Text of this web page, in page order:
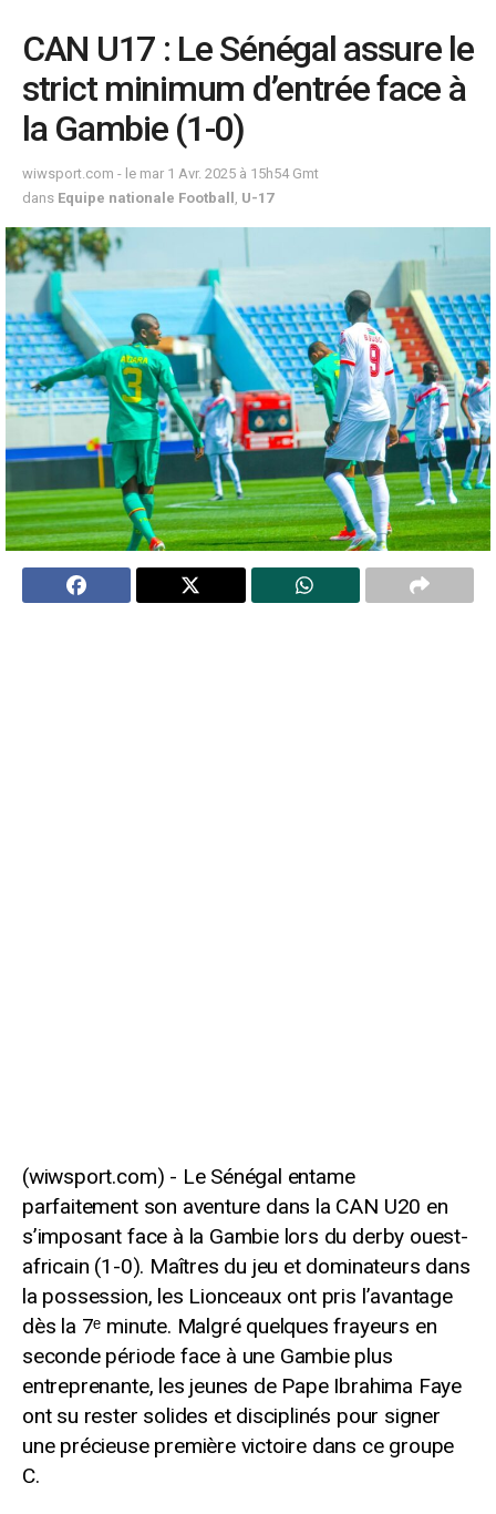
CAN U17 : Le Sénégal assure le
strict minimum d’entrée face à
la Gambie (1-0)
wiwsport.com - le mar 1 Avr. 2025 à 15h54 Gmt
dans Equipe nationale Football , U-17
Le Sénégal entame
parfaitement son aventure dans la CAN U20 en
s’imposant face à la Gambie lors du derby ouest-
africain (1-0). Maîtres du jeu et dominateurs dans
la possession, les Lionceaux ont pris l’avantage
dès la 7ᵉ minute. Malgré quelques frayeurs en
seconde période face à une Gambie plus
entreprenante, les jeunes de Pape Ibrahima Faye
ont su rester solides et disciplinés pour signer
une précieuse première victoire dans ce groupe
C.